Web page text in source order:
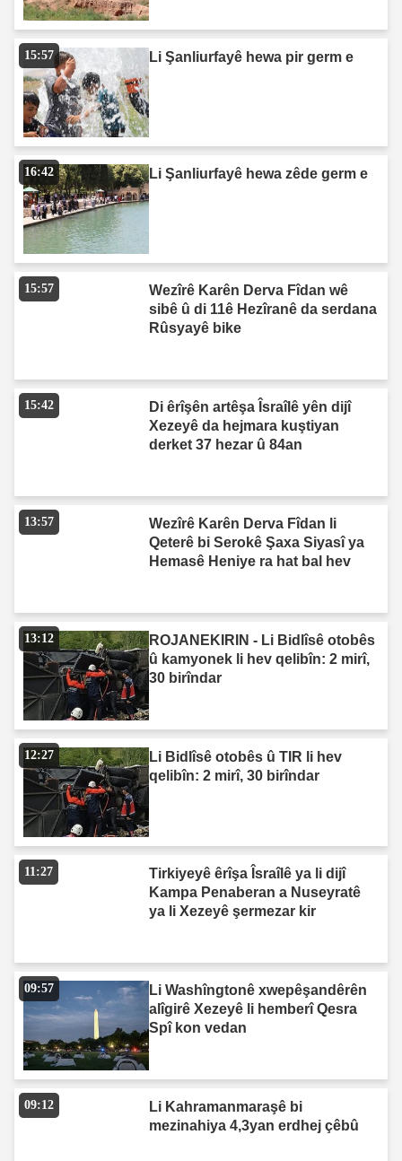
15:57 Li Şanliurfayê hewa pir germ e
16:42 Li Şanliurfayê hewa zêde germ e
15:57
Wezîrê Karên Derva Fîdan wê
sibê û di 11ê Hezîranê da serdana
Rûsyayê bike
15:42
Di êrîşên artêşa Îsraîlê yên dijî
Xezeyê da hejmara kuştiyan
derket 37 hezar û 84an
13:57
Wezîrê Karên Derva Fîdan li
Qeterê bi Serokê Şaxa Siyasî ya
Hemasê Heniye ra hat bal hev
13:12
ROJANEKIRIN - Li Bidlîsê otobês
û kamyonek li hev qelibîn: 2 mirî,
30 birîndar
12:27
Li Bidlîsê otobês û TIR li hev
qelibîn: 2 mirî, 30 birîndar
11:27
Tirkiyeyê êrîşa Îsraîlê ya li dijî
Kampa Penaberan a Nuseyratê
ya li Xezeyê şermezar kir
09:57
Li Washîngtonê xwepêşandêrên
alîgirê Xezeyê li hemberî Qesra
Spî kon vedan
09:12
Li Kahramanmaraşê bi
mezinahiya 4,3yan erdhej çêbû